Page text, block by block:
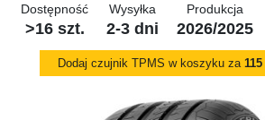
Dostępność
>16 szt.
Wysyłka
2-3 dni
Produkcja
2026/2025
Dodaj czujnik TPMS w koszyku za